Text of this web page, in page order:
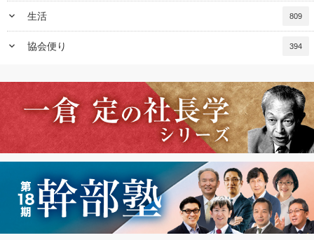
keyboard_arrow_down 生活 809
keyboard_arrow_down 協会便り 394